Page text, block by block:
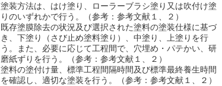
塗装方法は、はけ塗り、ローラーブラシ塗り又は吹付け塗
りのいずれかで行う。（参考：参考文献１、２）
既存塗膜除去の状況及び選択された塗料の塗装仕様に基づ
き、下塗り（さび止め塗料塗り）、中塗り、上塗りを行
う。また、必要に応じて工程間で、穴埋め・パテかい、研
磨紙ずりを行う。（参考：参考文献１、２）
塗料の塗付け量、標準工程間隔時間及び標準最終養生時間
を確認し、適切な塗装を行う。（参考：参考文献１、２）